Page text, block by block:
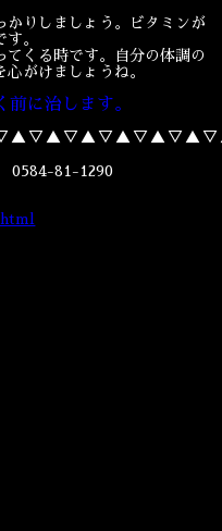
かりしましょう。ビタミンが
。
くる時です。自分の体調の
がけましょうね。
に治します。
0584-81-1290